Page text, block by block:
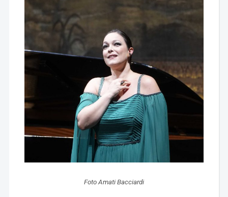
Foto Amati Bacciardi